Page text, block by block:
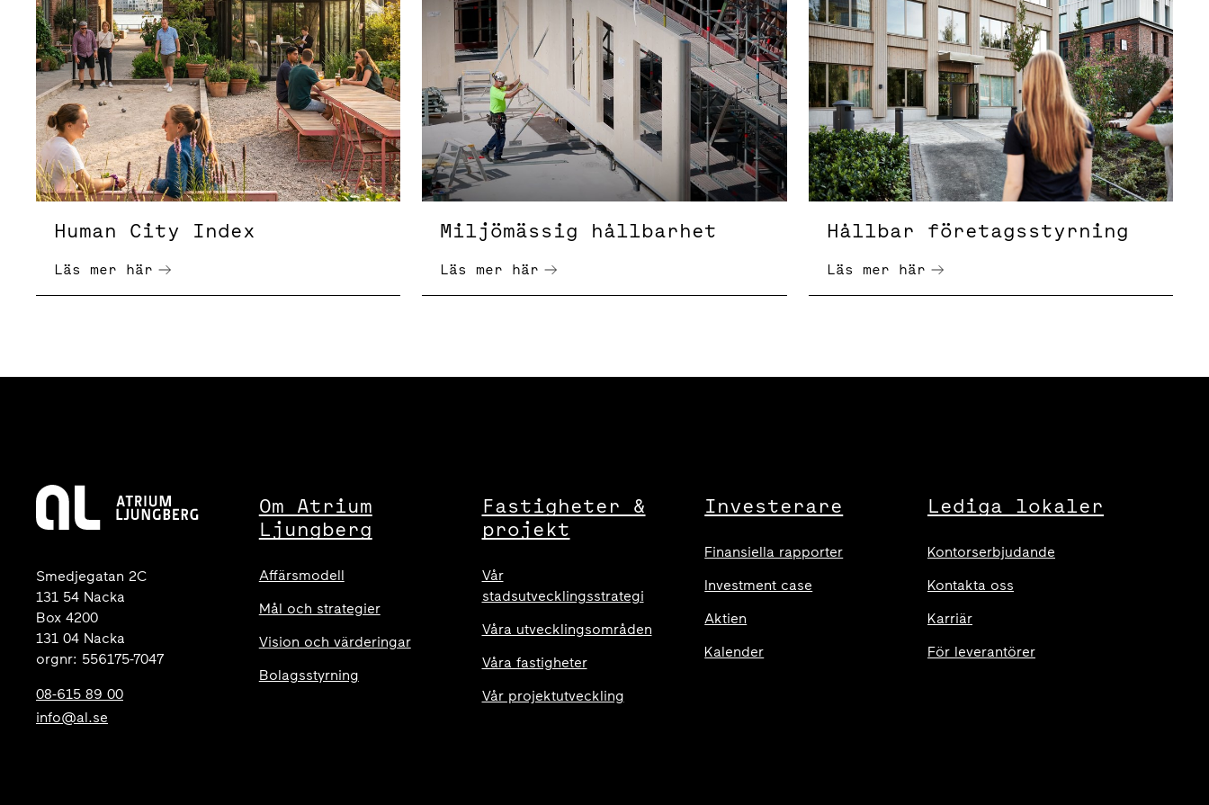
Human City Index
Läs mer här
Miljömässig hållbarhet
Läs mer här
Hållbar företagsstyrning
Läs mer här
Smedjegatan 2C
131 54 Nacka
Box 4200
131 04 Nacka
orgnr: 556175-7047
08-615 89 00
info@al.se
Om Atrium
Ljungberg
Affärsmodell
Mål och strategier
Vision och värderingar
Bolagsstyrning
Fastigheter &
projekt
Vår
stadsutvecklingsstrategi
Våra utvecklingsområden
Våra fastigheter
Vår projektutveckling
Investerare
Finansiella rapporter
Investment case
Aktien
Kalender
Lediga lokaler
Kontorserbjudande
Kontakta oss
Karriär
För leverantörer